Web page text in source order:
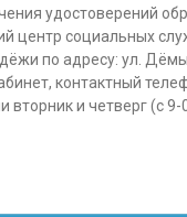
удостоверений
центр социальных
по адресу: ул.
контактный
вторник и четверг (с 9-